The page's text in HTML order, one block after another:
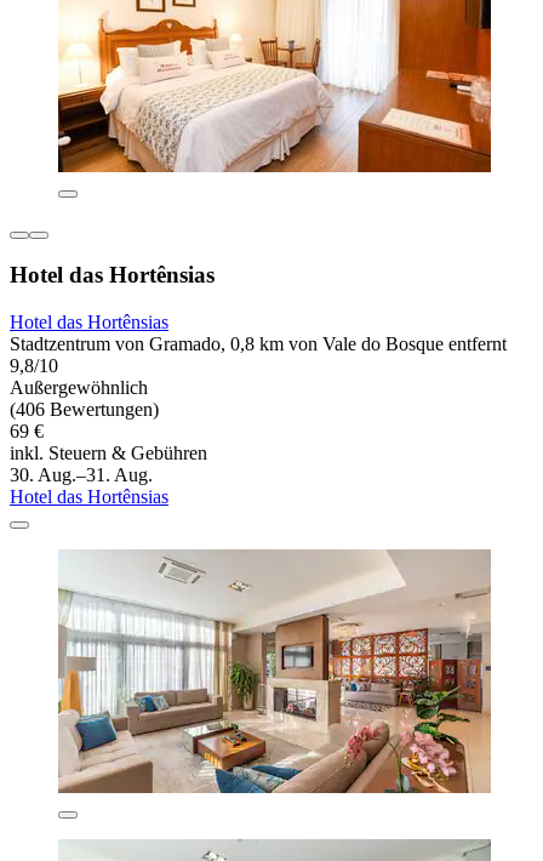
Hotel das Hortênsias
Hotel das Hortênsias
Stadtzentrum von Gramado, 0,8 km von Vale do Bosque entfernt
9,8/10
Außergewöhnlich
(406 Bewertungen)
69 €
inkl. Steuern & Gebühren
30. Aug.–31. Aug.
Hotel das Hortênsias